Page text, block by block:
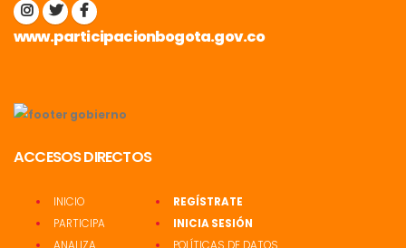
www.participacionbogota.gov.co
ACCESOS DIRECTOS
INICIO
PARTICIPA
REGÍSTRATE
INICIA SESIÓN